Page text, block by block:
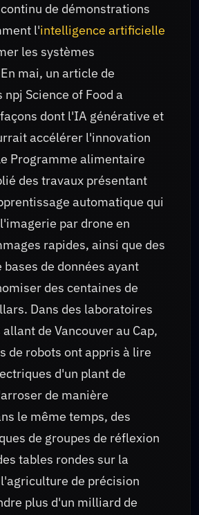
de démonstrations
l'intelligence artificielle
les systèmes
mai, un article de
Science of Food a
dont l'IA générative et
accélérer l'innovation
Programme alimentaire
des travaux présentant
automatique qui
par drone en
rapides, ainsi que des
bases de données ayant
des centaines de
Dans des laboratoires
de Vancouver au Cap,
de robots ont appris à lire
d'un plant de
de manière
le même temps, des
de groupes de réflexion
tables rondes sur la
de précision
plus d'un milliard de